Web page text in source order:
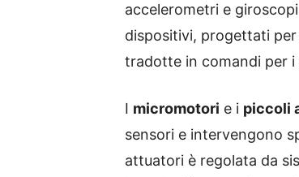
accelerometri e
dispositivi, progettati
tradotte in comandi per i
I micromotori e i piccoli
sensori e intervengono
attuatori è regolata da